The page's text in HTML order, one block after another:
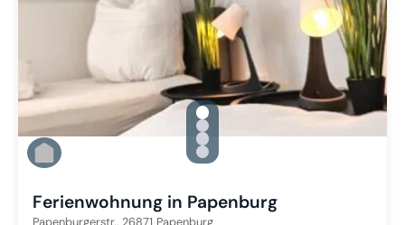
gallery.slide_selector
Zu Slide 1 wechseln
Zu Slide 2 wechseln
Zu Slide 3 wechseln
Zu Slide 4 wechseln
Ferienwohnung in Papenburg